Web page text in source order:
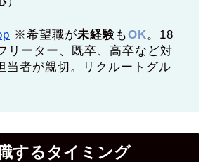
※希望職が未経験もOK。18
リーター、既卒、高卒など対
当者が親切。リクルートグル
するタイミング